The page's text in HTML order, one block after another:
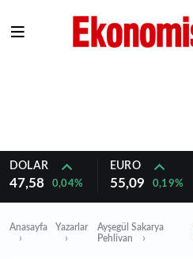
DOLAR
47,58 0,04%
EURO
55,09 0,19%
Anasayfa Yazarlar
Ayşegül Sakarya
Pehlivan